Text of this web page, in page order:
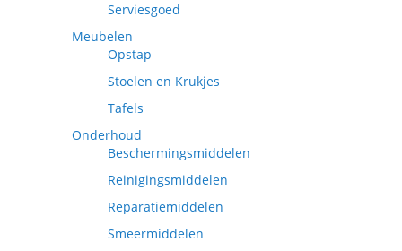
Serviesgoed
Meubelen
Opstap
Stoelen en Krukjes
Tafels
Onderhoud
Beschermingsmiddelen
Reinigingsmiddelen
Reparatiemiddelen
Smeermiddelen